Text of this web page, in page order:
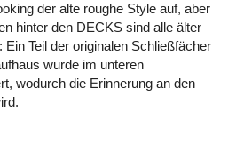
der alte roughe Style auf, aber
hinter den DECKS sind alle älter
Teil der originalen Schließfächer
wurde im unteren
wodurch die Erinnerung an den